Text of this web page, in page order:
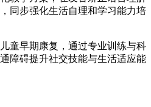
同步强化生活自理和学习能力培
童早期康复，通过专业训练与科
障碍提升社交技能与生活适应能